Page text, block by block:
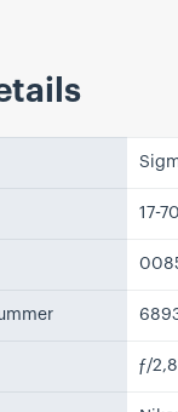
17-
ƒ/